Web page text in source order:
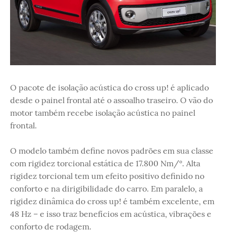
O pacote de isolação acústica do cross up! é aplicado
desde o painel frontal até o assoalho traseiro. O vão do
motor também recebe isolação acústica no painel
frontal.
O modelo também define novos padrões em sua classe
com rigidez torcional estática de 17.800 Nm/°. Alta
rigidez torcional tem um efeito positivo definido no
conforto e na dirigibilidade do carro. Em paralelo, a
rigidez dinâmica do cross up! é também excelente, em
48 Hz – e isso traz benefícios em acústica, vibrações e
conforto de rodagem.